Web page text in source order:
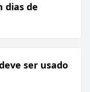
dias de
ser usado